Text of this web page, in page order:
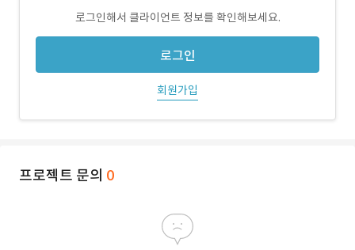
로그인해서 클라이언트 정보를 확인해보세요.
로그인
회원가입
프로젝트 문의 0